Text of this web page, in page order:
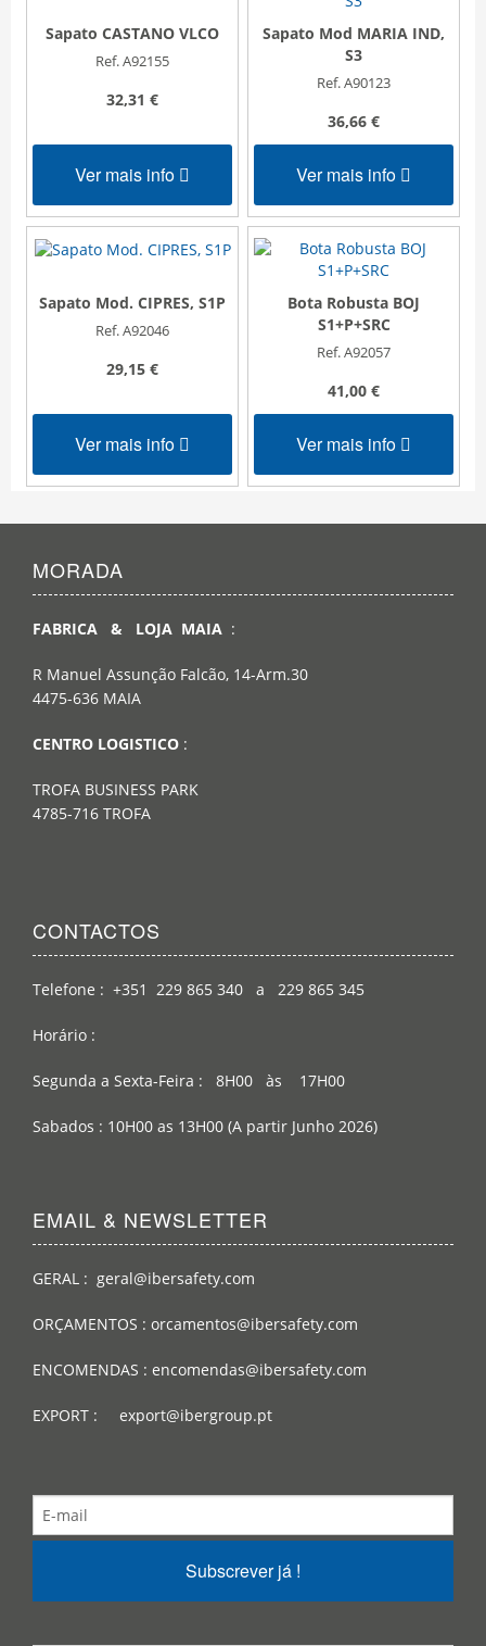
Sapato CASTANO VLCO
Ref. A92155
32,31 €
Ver mais info
Sapato Mod MARIA IND,
S3
Ref. A90123
36,66 €
Ver mais info
Sapato Mod. CIPRES, S1P
Ref. A92046
29,15 €
Ver mais info
Bota Robusta BOJ
S1+P+SRC
Ref. A92057
41,00 €
Ver mais info
MORADA
FABRICA & LOJA MAIA :
R Manuel Assunção Falcão, 14-Arm.30
4475-636 MAIA
CENTRO LOGISTICO :
TROFA BUSINESS PARK
4785-716 TROFA
CONTACTOS
Telefone : +351 229 865 340 a 229 865 345
Horário :
Segunda a Sexta-Feira : 8H00 às 17H00
Sabados : 10H00 as 13H00 (A partir Junho 2026)
EMAIL & NEWSLETTER
GERAL : geral@ibersafety.com
ORÇAMENTOS : orcamentos@ibersafety.com
ENCOMENDAS : encomendas@ibersafety.com
EXPORT : export@ibergroup.pt
Subscrever já !